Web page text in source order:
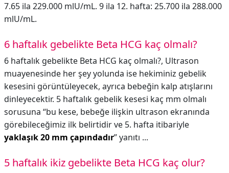
7.65 ila 229.000 mlU/mL. 9 ila 12. hafta: 25.700 ila 288.000
mlU/mL.
6 haftalık gebelikte Beta HCG kaç olmalı?
6 haftalık gebelikte Beta HCG kaç olmalı?, Ultrason
muayenesinde her şey yolunda ise hekiminiz gebelik
kesesini görüntüleyecek, ayrıca bebeğin kalp atışlarını
dinleyecektir. 5 haftalık gebelik kesesi kaç mm olmalı
sorusuna “bu kese, bebeğe ilişkin ultrason ekranında
görebileceğimiz ilk belirtidir ve 5. hafta itibariyle
yaklaşık 20 mm çapındadır” yanıtı ...
5 haftalık ikiz gebelikte Beta HCG kaç olur?